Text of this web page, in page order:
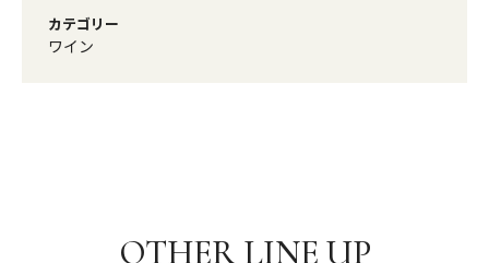
カテゴリー
ワイン